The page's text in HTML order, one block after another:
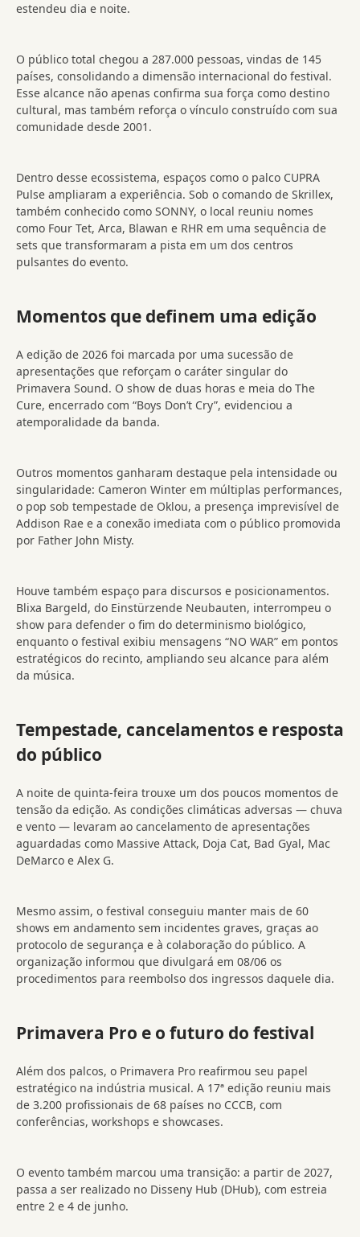
estendeu dia e noite.
O público total chegou a 287.000 pessoas, vindas de 145
países, consolidando a dimensão internacional do festival.
Esse alcance não apenas confirma sua força como destino
cultural, mas também reforça o vínculo construído com sua
comunidade desde 2001.
Dentro desse ecossistema, espaços como o palco CUPRA
Pulse ampliaram a experiência. Sob o comando de Skrillex,
também conhecido como SONNY, o local reuniu nomes
como Four Tet, Arca, Blawan e RHR em uma sequência de
sets que transformaram a pista em um dos centros
pulsantes do evento.
Momentos que definem uma edição
A edição de 2026 foi marcada por uma sucessão de
apresentações que reforçam o caráter singular do
Primavera Sound. O show de duas horas e meia do The
Cure, encerrado com “Boys Don’t Cry”, evidenciou a
atemporalidade da banda.
Outros momentos ganharam destaque pela intensidade ou
singularidade: Cameron Winter em múltiplas performances,
o pop sob tempestade de Oklou, a presença imprevisível de
Addison Rae e a conexão imediata com o público promovida
por Father John Misty.
Houve também espaço para discursos e posicionamentos.
Blixa Bargeld, do Einstürzende Neubauten, interrompeu o
show para defender o fim do determinismo biológico,
enquanto o festival exibiu mensagens “NO WAR” em pontos
estratégicos do recinto, ampliando seu alcance para além
da música.
Tempestade, cancelamentos e resposta
do público
A noite de quinta-feira trouxe um dos poucos momentos de
tensão da edição. As condições climáticas adversas — chuva
e vento — levaram ao cancelamento de apresentações
aguardadas como Massive Attack, Doja Cat, Bad Gyal, Mac
DeMarco e Alex G.
Mesmo assim, o festival conseguiu manter mais de 60
shows em andamento sem incidentes graves, graças ao
protocolo de segurança e à colaboração do público. A
organização informou que divulgará em 08/06 os
procedimentos para reembolso dos ingressos daquele dia.
Primavera Pro e o futuro do festival
Além dos palcos, o Primavera Pro reafirmou seu papel
estratégico na indústria musical. A 17ª edição reuniu mais
de 3.200 profissionais de 68 países no CCCB, com
conferências, workshops e showcases.
O evento também marcou uma transição: a partir de 2027,
passa a ser realizado no Disseny Hub (DHub), com estreia
entre 2 e 4 de junho.